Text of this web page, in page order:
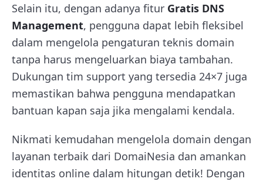
Selain itu, dengan adanya fitur Gratis DNS
Management, pengguna dapat lebih fleksibel
dalam mengelola pengaturan teknis domain
tanpa harus mengeluarkan biaya tambahan.
Dukungan tim support yang tersedia 24×7 juga
memastikan bahwa pengguna mendapatkan
bantuan kapan saja jika mengalami kendala.
Nikmati kemudahan mengelola domain dengan
layanan terbaik dari DomaiNesia dan amankan
identitas online dalam hitungan detik! Dengan